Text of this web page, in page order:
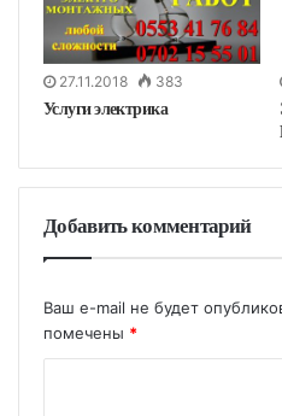
27.11.2018 383
Услуги электрика
Добавить комментарий
Ваш e-mail не будет
помечены *